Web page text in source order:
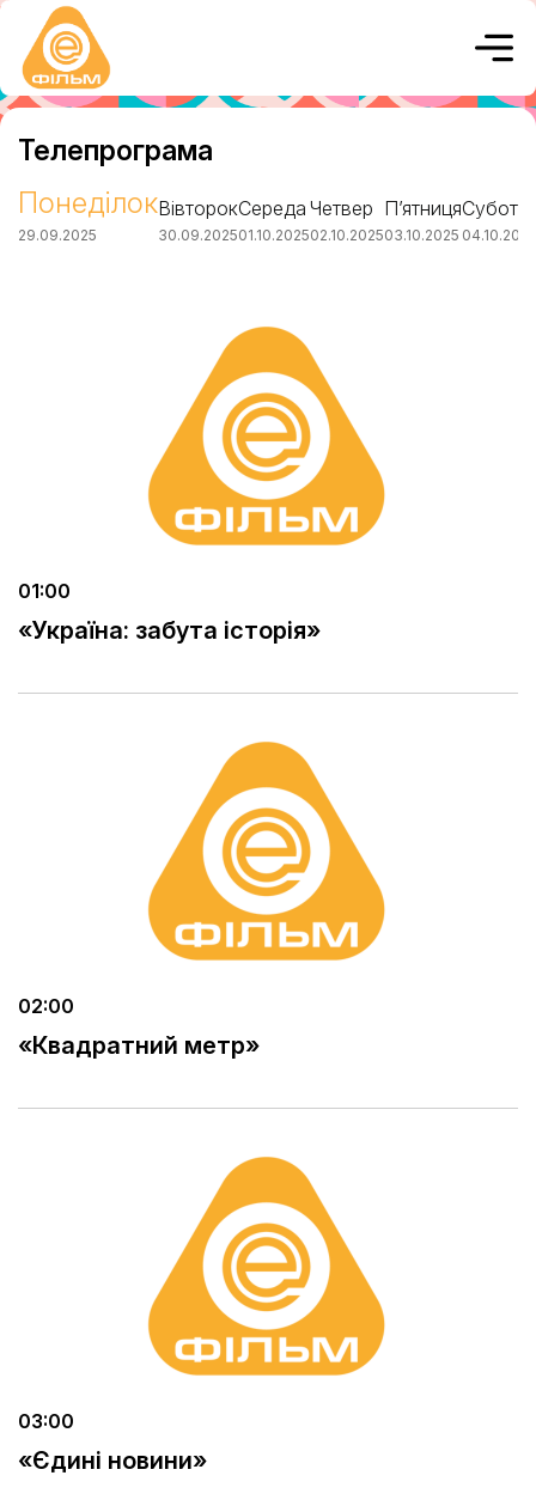
Телепрограма
Понеділок
29.09.2025
Вівторок
30.09.2025
Середа
01.10.2025
Четвер
02.10.2025
П’ятниця
03.10.2025
Субота
04.10.2025
01:00
«Україна: забута історія»
02:00
«Квадратний метр»
03:00
«Єдині новини»